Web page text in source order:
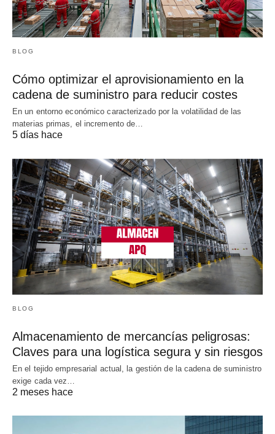
BLOG
Cómo optimizar el aprovisionamiento en la
cadena de suministro para reducir costes
En un entorno económico caracterizado por la volatilidad de las
materias primas, el incremento de…
5 días hace
BLOG
Almacenamiento de mercancías peligrosas:
Claves para una logística segura y sin riesgos
En el tejido empresarial actual, la gestión de la cadena de suministro
exige cada vez…
2 meses hace